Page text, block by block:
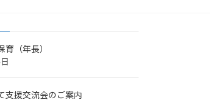
（年長）
支援交流会のご案内